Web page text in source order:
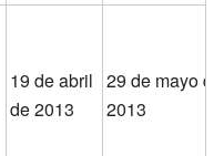
19 de abril
de 2013
29 de mayo de
2013